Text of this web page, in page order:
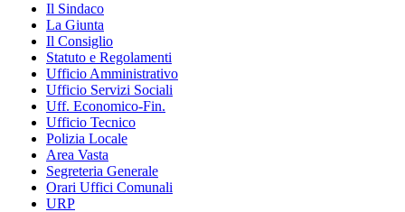
Il Sindaco
La Giunta
Il Consiglio
Statuto e Regolamenti
Ufficio Amministrativo
Ufficio Servizi Sociali
Uff. Economico-Fin.
Ufficio Tecnico
Polizia Locale
Area Vasta
Segreteria Generale
Orari Uffici Comunali
URP